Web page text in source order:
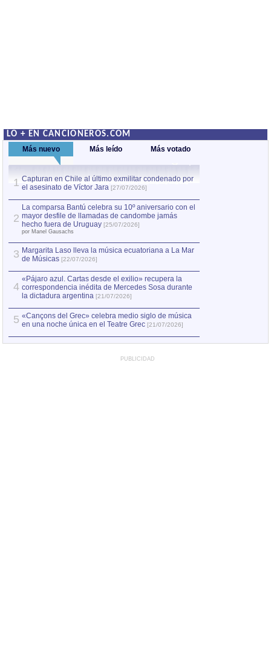
LO + EN CANCIONEROS.COM
Más nuevo Más leído Más votado
1 Capturan en Chile al último exmilitar condenado por
el asesinato de Víctor Jara [27/07/2026]
2
La comparsa Bantú celebra su 10º aniversario con el
mayor desfile de llamadas de candombe jamás
hecho fuera de Uruguay [25/07/2026]
por Manel Gausachs
3 Margarita Laso lleva la música ecuatoriana a La Mar
de Músicas [22/07/2026]
4
«Pájaro azul. Cartas desde el exilio» recupera la
correspondencia inédita de Mercedes Sosa durante
la dictadura argentina [21/07/2026]
5 «Cançons del Grec» celebra medio siglo de música
en una noche única en el Teatre Grec [21/07/2026]
PUBLICIDAD